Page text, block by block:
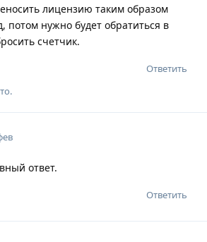
лицензию таким образом
потом нужно будет обратиться в
счетчик.
Ответить
.
ответ.
Ответить